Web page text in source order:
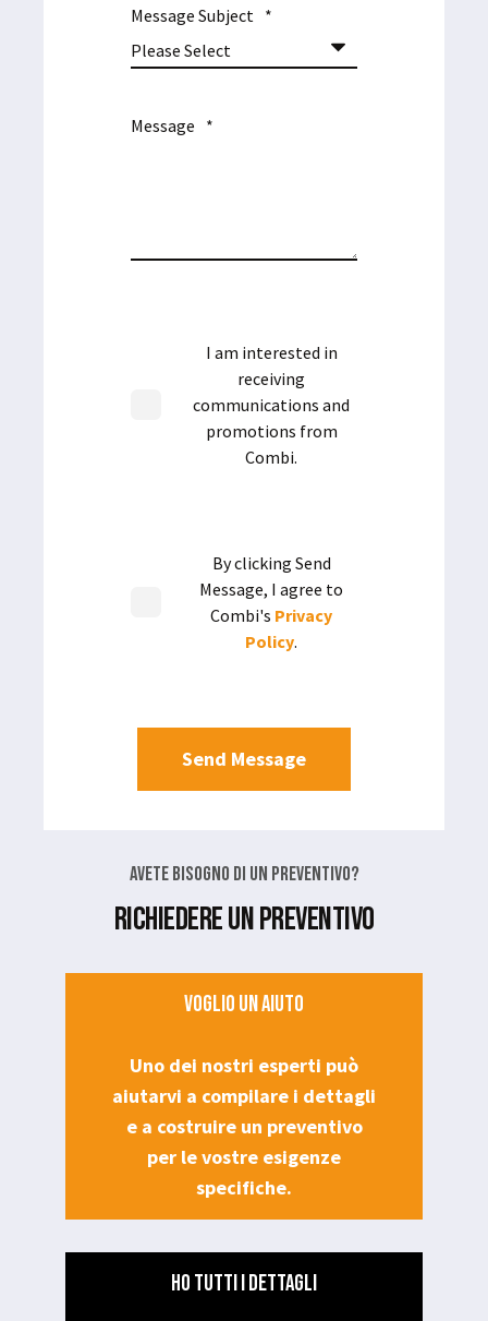
Message Subject *
Message *
I am interested in
receiving
communications and
promotions from
Combi.
By clicking Send
Message, I agree to
Combi's Privacy
Policy.
Avete bisogno di un preventivo?
RICHIEDERE UN PREVENTIVO
VOGLIO UN AIUTO
Uno dei nostri esperti può
aiutarvi a compilare i dettagli
e a costruire un preventivo
per le vostre esigenze
specifiche.
HO TUTTI I DETTAGLI